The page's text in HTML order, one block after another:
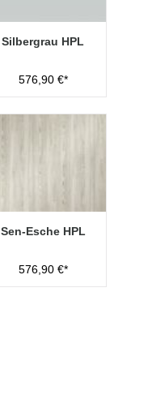
Silbergrau HPL
576,90 €*
Sen-Esche HPL
576,90 €*